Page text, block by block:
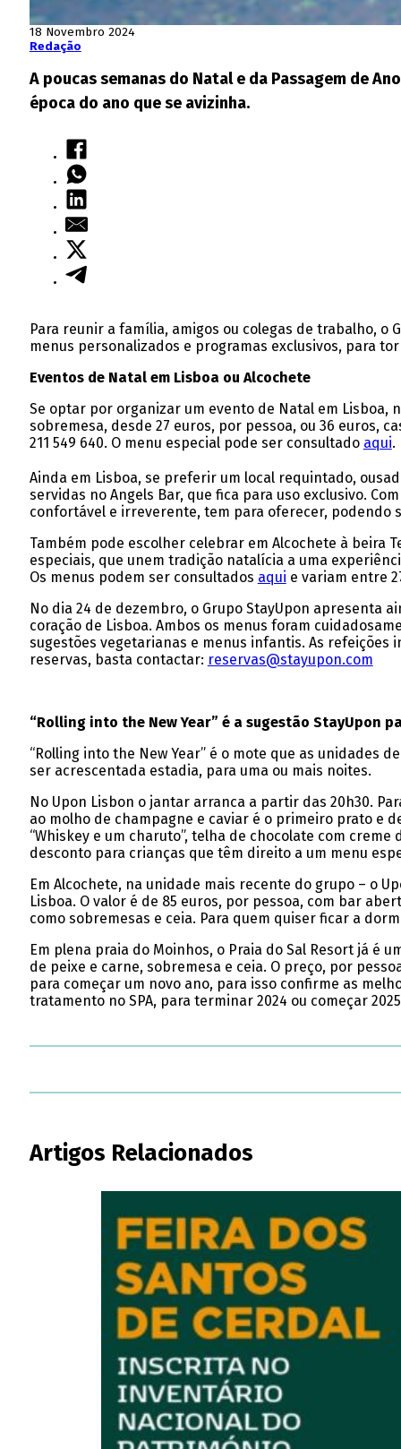
18 Novembro 2024
Redação
A poucas semanas do Natal e da Passagem de
época do ano que se avizinha.
Para reunir a família, amigos ou colegas de trabalho, o
menus personalizados e programas exclusivos, para
Eventos de Natal em Lisboa ou Alcochete
Se optar por organizar um evento de Natal em Lisboa,
sobremesa, desde 27 euros, por pessoa, ou 36 euros,
211 549 640. O menu especial pode ser consultado aqui.
Ainda em Lisboa, se preferir um local requintado,
servidas no Angels Bar, que fica para uso exclusivo.
confortável e irreverente, tem para oferecer, podendo
Também pode escolher celebrar em Alcochete à beira
especiais, que unem tradição natalícia a uma
Os menus podem ser consultados aqui e variam entre
No dia 24 de dezembro, o Grupo StayUpon apresenta
coração de Lisboa. Ambos os menus foram
sugestões vegetarianas e menus infantis. As
reservas, basta contactar: reservas@stayupon.com
“Rolling into the New Year” é a sugestão StayUpon
“Rolling into the New Year” é o mote que as unidades
ser acrescentada estadia, para uma ou mais noites.
No Upon Lisbon o jantar arranca a partir das 20h30.
ao molho de champagne e caviar é o primeiro prato e
“Whiskey e um charuto”, telha de chocolate com
desconto para crianças que têm direito a um menu
Em Alcochete, na unidade mais recente do grupo – o
Lisboa. O valor é de 85 euros, por pessoa, com bar
como sobremesas e ceia. Para quem quiser ficar a
Em plena praia do Moinhos, o Praia do Sal Resort já é
de peixe e carne, sobremesa e ceia. O preço, por
para começar um novo ano, para isso confirme as
tratamento no SPA, para terminar 2024 ou começar
Artigos Relacionados